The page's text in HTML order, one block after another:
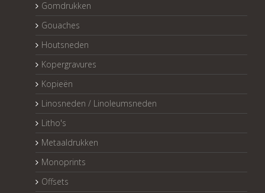
Gomdrukken
Gouaches
Houtsneden
Kopergravures
Kopieën
Linosneden / Linoleumsneden
Litho's
Metaaldrukken
Monoprints
Offsets